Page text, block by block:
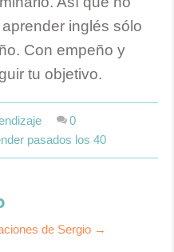
inglés sólo
Con empeño y
tu objetivo.
0
pasados los 40
de Sergio →